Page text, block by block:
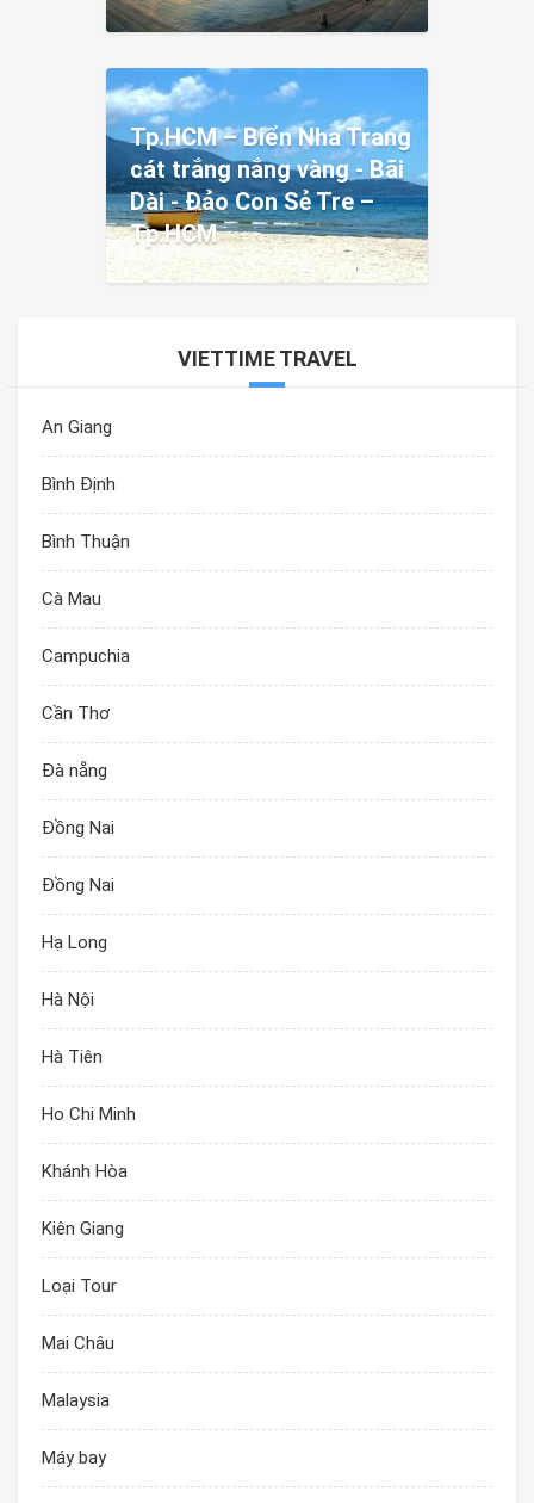
Tp.HCM – Biển Nha Trang
cát trắng nắng vàng - Bãi
Dài - Đảo Con Sẻ Tre –
Tp.HCM
VIETTIME TRAVEL
An Giang
Bình Định
Bình Thuận
Cà Mau
Campuchia
Cần Thơ
Đà nẵng
Đồng Nai
Đồng Nai
Hạ Long
Hà Nội
Hà Tiên
Ho Chi Minh
Khánh Hòa
Kiên Giang
Loại Tour
Mai Châu
Malaysia
Máy bay